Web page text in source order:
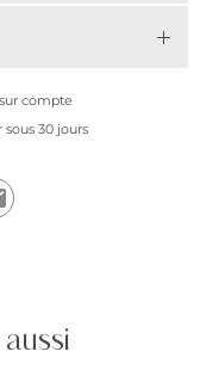
compte
sous 30 jours